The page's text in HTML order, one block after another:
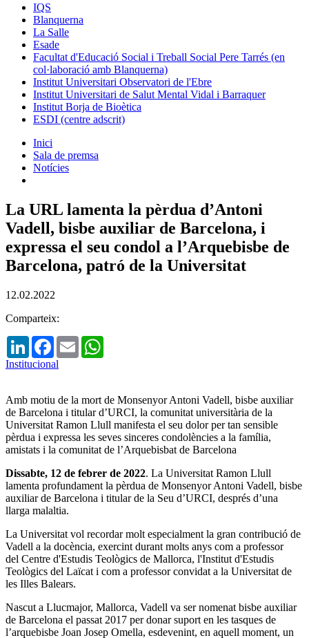
IQS
Blanquerna
La Salle
Esade
Facultat d'Educació Social i Treball Social Pere Tarrés (en
col·laboració amb Blanquerna)
Institut Universitari Observatori de l'Ebre
Institut Universitari de Salut Mental Vidal i Barraquer
Institut Borja de Bioètica
ESDI (centre adscrit)
Inici
Sala de premsa
Notícies
La URL lamenta la pèrdua d’Antoni
Vadell, bisbe auxiliar de Barcelona, i
expressa el seu condol a l’Arquebisbe de
Barcelona, patró de la Universitat
12.02.2022
Comparteix:
LinkedInFacebook
Email
Institucional
Amb motiu de la mort de Monsenyor Antoni Vadell, bisbe auxiliar
de Barcelona i titular d’URCI, la comunitat universitària de la
Universitat Ramon Llull manifesta el seu dolor per tan sensible
pèrdua i expressa les seves sinceres condolències a la família,
amistats i la comunitat de l’Arquebisbat de Barcelona
Dissabte, 12 de febrer de 2022. La Universitat Ramon Llull
lamenta profundament la pèrdua de Monsenyor Antoni Vadell, bisbe
auxiliar de Barcelona i titular de la Seu d’URCI, després d’una
llarga malaltia.
La Universitat vol recordar molt especialment la gran contribució de
Vadell a la docència, exercint durant molts anys com a professor
del Centre d'Estudis Teològics de Mallorca, l'Institut d'Estudis
Teològics del Laïcat i com a professor convidat a la Universitat de
les Illes Balears.
Nascut a Llucmajor, Mallorca, Vadell va ser nomenat bisbe auxiliar
de Barcelona el passat 2017 per donar suport en les tasques de
l’arquebisbe Joan Josep Omella, esdevenint, en aquell moment, un